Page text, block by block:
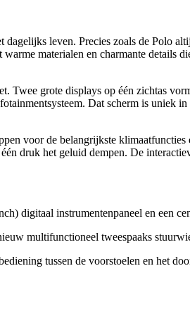
leven. Precies zoals de Polo
materialen en charmante
Twee grote displays op één zichtas
Dat scherm is uniek
voor de belangrijkste
druk het geluid dempen. De
digitaal instrumentenpaneel en een
multifunctioneel tweespaaks
tussen de voorstoelen en het